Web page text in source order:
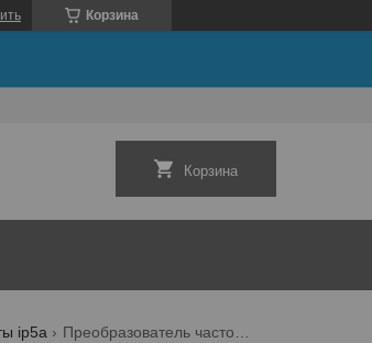
Корзина
Корзина
ip5a Преобразователь частоты sv150ip5a-4no